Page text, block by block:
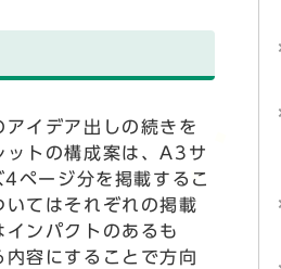
イデア出しの続きを
ットの構成案は、A3サ
ページ分を掲載するこ
てはそれぞれの掲載
ンパクトのあるも
容にすることで方向